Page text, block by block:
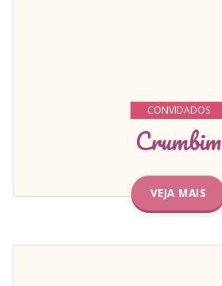
CONVIDADOS
Crumbim
VEJA MAIS